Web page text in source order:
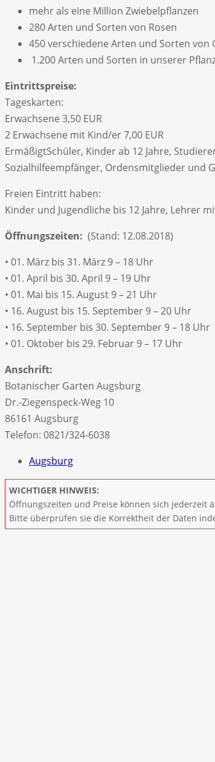
mehr als eine Million Zwiebelpflanzen
280 Arten und Sorten von Rosen
450 verschiedene Arten und Sorten von
1.200 Arten und Sorten in unserer
Eintrittspreise:
Tageskarten:
Erwachsene 3,50 EUR
2 Erwachsene mit Kind/er 7,00 EUR
ErmäßigtSchüler, Kinder ab 12 Jahre,
Sozialhilfeempfänger, Ordensmitglieder und
Freien Eintritt haben:
Kinder und Jugendliche bis 12 Jahre, Lehrer
Öffnungszeiten: (Stand: 12.08.2018)
• 01. März bis 31. März 9 – 18 Uhr
• 01. April bis 30. April 9 – 19 Uhr
• 01. Mai bis 15. August 9 – 21 Uhr
• 16. August bis 15. September 9 – 20 Uhr
• 16. September bis 30. September 9 – 18 Uhr
• 01. Oktober bis 29. Februar 9 – 17 Uhr
Anschrift:
Botanischer Garten Augsburg
Dr.-Ziegenspeck-Weg 10
86161 Augsburg
Telefon: 0821/324-6038
Augsburg
WICHTIGER HINWEIS:
Öffnungszeiten und Preise können sich jederzeit
Bitte überprüfen sie die Korrektheit der Daten